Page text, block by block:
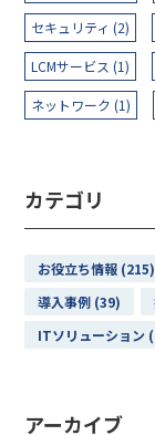
セキュリティ (2)
LCMサービス (1)
ネットワーク (1)
カテゴリ
お役立ち情報 (215)
導入事例 (39)
ITソリューション
アーカイブ